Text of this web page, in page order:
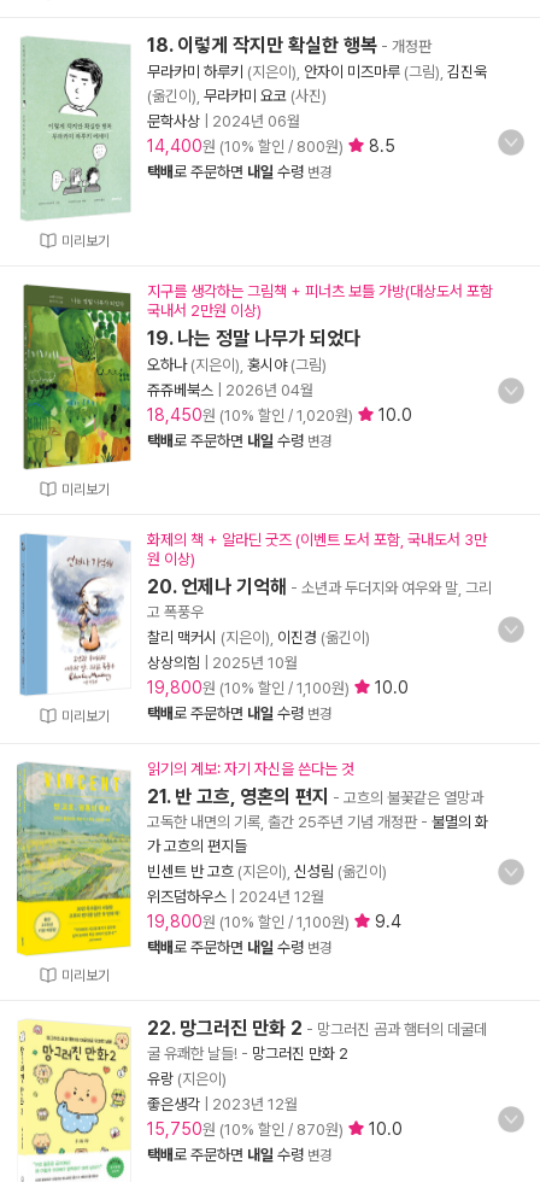
미리보기
18. 이렇게 작지만 확실한 행복 - 개정판
무라카미 하루키 (지은이), 안자이 미즈마루 (그림), 김진욱
(옮긴이), 무라카미 요코 (사진)
문학사상
2024년 06월
14,400원 (10% 할인 / 800원) 8.5
택배로 주문하면 내일 수령 변경
미리보기
지구를 생각하는 그림책 + 피너츠 보틀 가방(대상도서 포함
국내서 2만원 이상)
19. 나는 정말 나무가 되었다
오하나(지은이), 홍시야(그림)
쥬쥬베북스
2026년 04월
18,450원 (10% 할인 / 1,020원) 10.0
택배로 주문하면 내일 수령 변경
미리보기
화제의 책 + 알라딘 굿즈 (이벤트 도서 포함, 국내도서 3만
원 이상)
20. 언제나 기억해 - 소년과 두더지와 여우와 말, 그리
고 폭풍우
찰리 맥커시 (지은이), 이진경 (옮긴이)
상상의힘
2025년 10월
19,800원 (10% 할인 / 1,100원) 10.0
택배로 주문하면 내일 수령 변경
미리보기
읽기의 계보: 자기 자신을 쓴다는 것
21. 반 고흐, 영혼의 편지 - 고흐의 불꽃같은 열망과
고독한 내면의 기록, 출간 25주년 기념 개정판- 불멸의 화
가 고흐의 편지들
빈센트 반 고흐 (지은이), 신성림 (옮긴이)
위즈덤하우스
2024년 12월
19,800원 (10% 할인 / 1,100원) 9.4
택배로 주문하면 내일 수령 변경
22. 망그러진 만화 2 - 망그러진 곰과 햄터의 데굴데
굴 유쾌한 날들! - 망그러진 만화 2
유랑 (지은이)
좋은생각
2023년 12월
15,750원 (10% 할인 / 870원) 10.0
택배로 주문하면 내일 수령 변경